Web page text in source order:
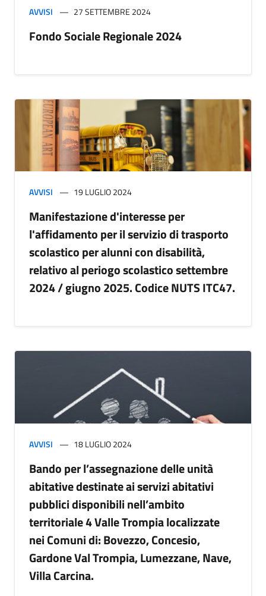
AVVISI 27 SETTEMBRE 2024
Fondo Sociale Regionale 2024
AVVISI 19 LUGLIO 2024
Manifestazione d'interesse per
l'affidamento per il servizio di trasporto
scolastico per alunni con disabilità,
relativo al periogo scolastico settembre
2024 / giugno 2025. Codice NUTS ITC47.
AVVISI 18 LUGLIO 2024
Bando per l’assegnazione delle unità
abitative destinate ai servizi abitativi
pubblici disponibili nell’ambito
territoriale 4 Valle Trompia localizzate
nei Comuni di: Bovezzo, Concesio,
Gardone Val Trompia, Lumezzane, Nave,
Villa Carcina.